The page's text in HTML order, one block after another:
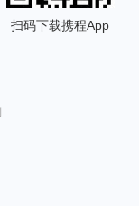
扫码下载携程App